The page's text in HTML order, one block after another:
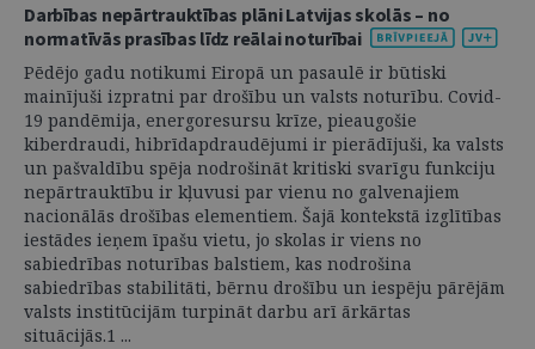
Darbības nepārtrauktības plāni Latvijas skolās – no
normatīvās prasības līdz reālai noturībai
Pēdējo gadu notikumi Eiropā un pasaulē ir būtiski
mainījuši izpratni par drošību un valsts noturību. Covid-
19 pandēmija, energoresursu krīze, pieaugošie
kiberdraudi, hibrīdapdraudējumi ir pierādījuši, ka valsts
un pašvaldību spēja nodrošināt kritiski svarīgu funkciju
nepārtrauktību ir kļuvusi par vienu no galvenajiem
nacionālās drošības elementiem. Šajā kontekstā izglītības
iestādes ieņem īpašu vietu, jo skolas ir viens no
sabiedrības noturības balstiem, kas nodrošina
sabiedrības stabilitāti, bērnu drošību un iespēju pārējām
valsts institūcijām turpināt darbu arī ārkārtas
situācijās.1 ...